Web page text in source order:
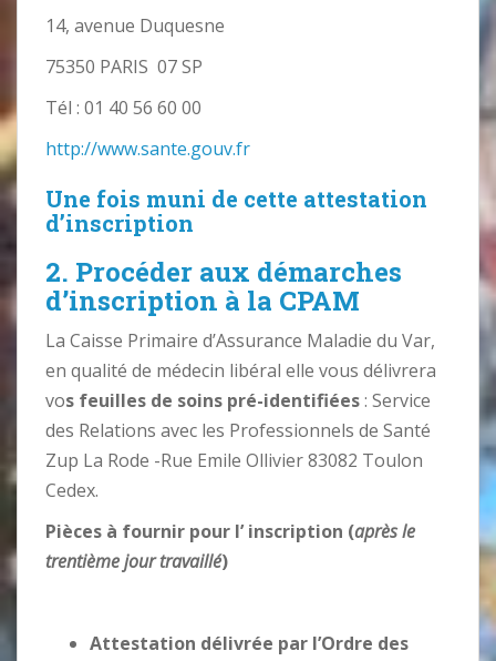
14, avenue Duquesne
75350 PARIS 07 SP
Tél : 01 40 56 60 00
http://www.sante.gouv.fr
Une fois muni de cette attestation
d’inscription
2. Procéder aux démarches
d’inscription à la CPAM
La Caisse Primaire d’Assurance Maladie du Var,
en qualité de médecin libéral elle vous délivrera
vos feuilles de soins pré-identifiées: Service
des Relations avec les Professionnels de Santé
Zup La Rode -Rue Emile Ollivier 83082 Toulon
Cedex.
Pièces à fournir pour l’ inscription (après le
trentième jour travaillé)
Attestation délivrée par l’Ordre des